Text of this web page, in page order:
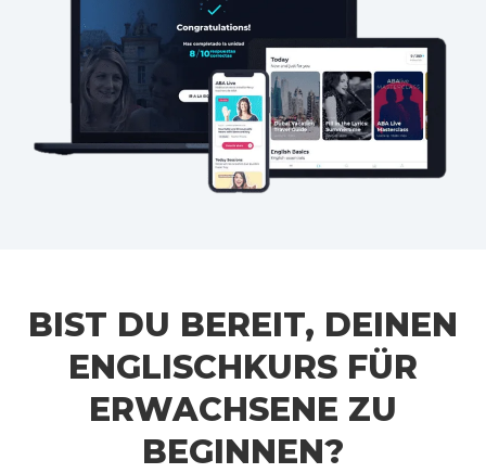
BIST DU BEREIT, DEINEN
ENGLISCHKURS FÜR
ERWACHSENE ZU
BEGINNEN?